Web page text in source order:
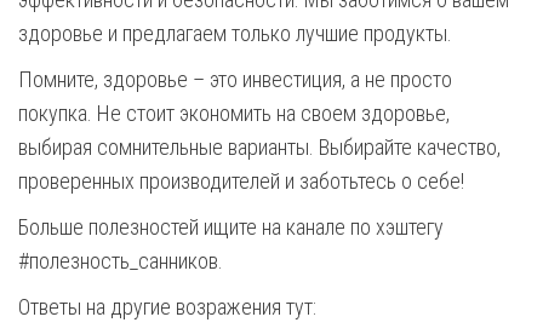
здоровье и предлагаем только лучшие продукты.
Помните, здоровье – это инвестиция, а не просто
покупка. Не стоит экономить на своем здоровье,
выбирая сомнительные варианты. Выбирайте качество,
проверенных производителей и заботьтесь о себе!
Больше полезностей ищите на канале по хэштегу
#полезность_санников.
Ответы на другие возражения тут: